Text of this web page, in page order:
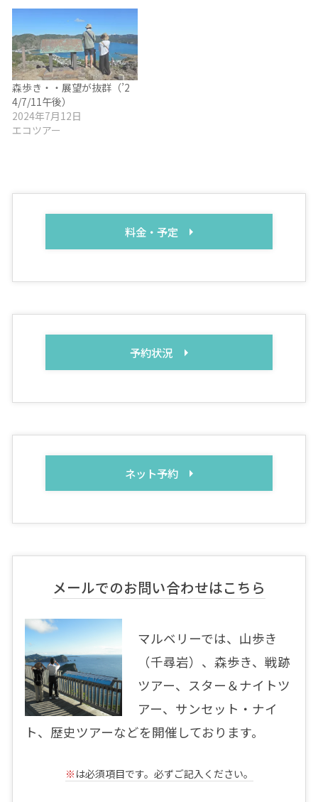
森歩き・・展望が抜群（’2
4/7/11午後）
2024年7月12日
エコツアー
料金・予定
予約状況
ネット予約
メールでのお問い合わせはこちら
マルベリーでは、山歩き
（千尋岩）、森歩き、戦跡
ツアー、スター＆ナイトツ
アー、サンセット・ナイ
ト、歴史ツアーなどを開催しております。
※ は必須項目です。必ずご記入ください。